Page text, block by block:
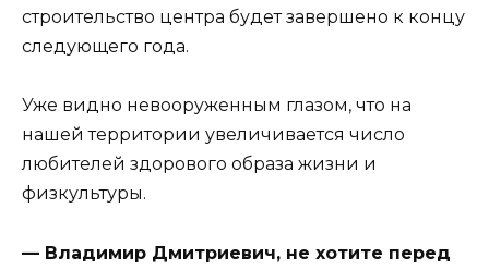
строительство центра будет завершено к концу
следующего года.
Уже видно невооруженным глазом, что на
нашей территории увеличивается число
любителей здорового образа жизни и
физкультуры.
— Владимир Дмитриевич, не хотите перед